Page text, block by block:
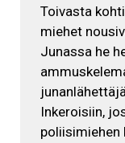
Toivasta
miehet
Junassa he
Inkeroisiin,
poliisimiehen